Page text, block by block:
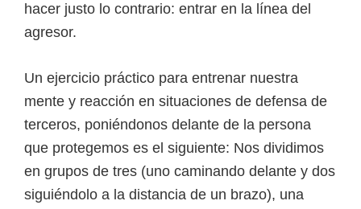
hacer justo lo contrario: entrar en la línea del
agresor.
Un ejercicio práctico para entrenar nuestra
mente y reacción en situaciones de defensa de
terceros, poniéndonos delante de la persona
que protegemos es el siguiente: Nos dividimos
en grupos de tres (uno caminando delante y dos
siguiéndolo a la distancia de un brazo), una